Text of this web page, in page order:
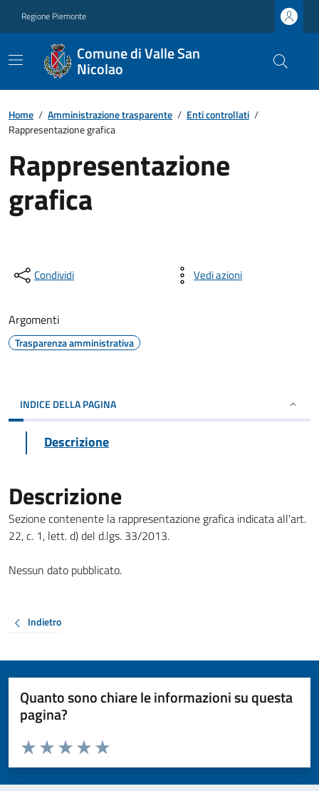
Regione Piemonte
Comune di Valle San
Nicolao
Home / Amministrazione trasparente / Enti controllati /
Rappresentazione grafica
Rappresentazione
grafica
Condividi Vedi azioni
Argomenti
Trasparenza amministrativa
INDICE DELLA PAGINA
Descrizione
Descrizione
Sezione contenente la rappresentazione grafica indicata all'art.
22, c. 1, lett. d) del d.lgs. 33/2013.
Nessun dato pubblicato.
Indietro
Quanto sono chiare le informazioni su questa
pagina?
Valuta da 1 a 5 stelle la pagina
Valuta 5 stelle su 5
Valuta 4 stelle su 5
Valuta 3 stelle su 5
Valuta 2 stelle su 5
Valuta 1 stelle su 5